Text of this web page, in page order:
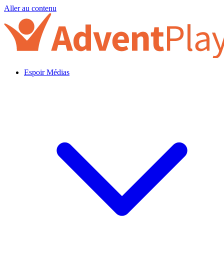
Aller au contenu
Espoir Médias